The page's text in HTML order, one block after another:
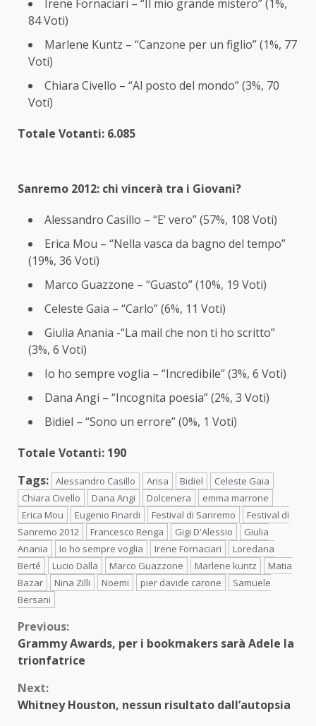
Irene Fornaciari – “Il mio grande mistero” (1%,
84 Voti)
Marlene Kuntz – “Canzone per un figlio” (1%, 77
Voti)
Chiara Civello – “Al posto del mondo” (3%, 70
Voti)
Totale Votanti: 6.085
Sanremo 2012: chi vincerà tra i Giovani?
Alessandro Casillo – “E’ vero” (57%, 108 Voti)
Erica Mou – “Nella vasca da bagno del tempo”
(19%, 36 Voti)
Marco Guazzone – “Guasto” (10%, 19 Voti)
Celeste Gaia – “Carlo” (6%, 11 Voti)
Giulia Anania -“La mail che non ti ho scritto”
(3%, 6 Voti)
Io ho sempre voglia – “Incredibile” (3%, 6 Voti)
Dana Angi – “Incognita poesia” (2%, 3 Voti)
Bidiel – “Sono un errore” (0%, 1 Voti)
Totale Votanti: 190
Tags: Alessandro Casillo Arisa Bidiel
Celeste Gaia
Chiara Civello
Dana Angi Dolcenera
emma marrone
Erica Mou
Eugenio Finardi Festival di Sanremo
Festival di
Sanremo 2012
Francesco Renga Gigi D'Alessio
Giulia
Anania
Io ho sempre voglia Irene Fornaciari
Loredana
Berté
Lucio Dalla Marco Guazzone Marlene kuntz
Matia
Bazar
Nina Zilli Noemi pier davide carone
Samuele
Bersani
Continue
Reading
Previous:
Grammy Awards, per i bookmakers sarà Adele la
trionfatrice
Next:
Whitney Houston, nessun risultato dall’autopsia